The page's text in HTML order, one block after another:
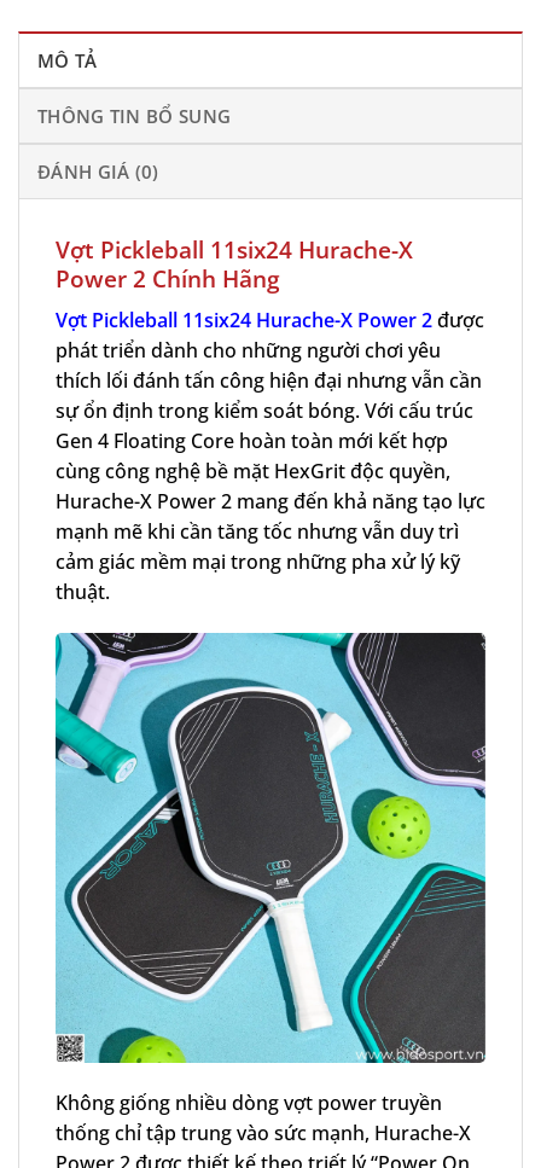
MÔ TẢ
THÔNG TIN BỔ SUNG
ĐÁNH GIÁ (0)
Vợt Pickleball 11six24 Hurache-X
Power 2 Chính Hãng
Vợt Pickleball 11six24 Hurache-X Power 2được
phát triển dành cho những người chơi yêu
thích lối đánh tấn công hiện đại nhưng vẫn cần
sự ổn định trong kiểm soát bóng. Với cấu trúc
Gen 4 Floating Core hoàn toàn mới kết hợp
cùng công nghệ bề mặt HexGrit độc quyền,
Hurache-X Power 2 mang đến khả năng tạo lực
mạnh mẽ khi cần tăng tốc nhưng vẫn duy trì
cảm giác mềm mại trong những pha xử lý kỹ
thuật.
Không giống nhiều dòng vợt power truyền
thống chỉ tập trung vào sức mạnh, Hurache-X
Power 2 được thiết kế theo triết lý “Power On